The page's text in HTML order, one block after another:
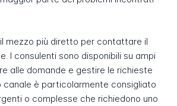
mezzo più diretto per contattare il
I consulenti sono disponibili su ampi
alle domande e gestire le richieste
canale è particolarmente consigliato
o complesse che richiedono uno